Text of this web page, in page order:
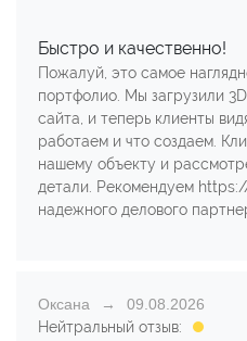
Быстро и качественно!
Пожалуй, это самое
портфолио. Мы загрузили
сайта, и теперь клиенты
работаем и что создаем.
нашему объекту и
детали. Рекомендуем
надежного делового
Оксана
09.08.2026
Нейтральный отзыв: